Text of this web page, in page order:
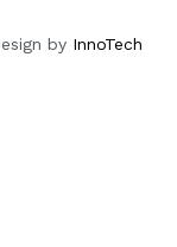
by InnoTech